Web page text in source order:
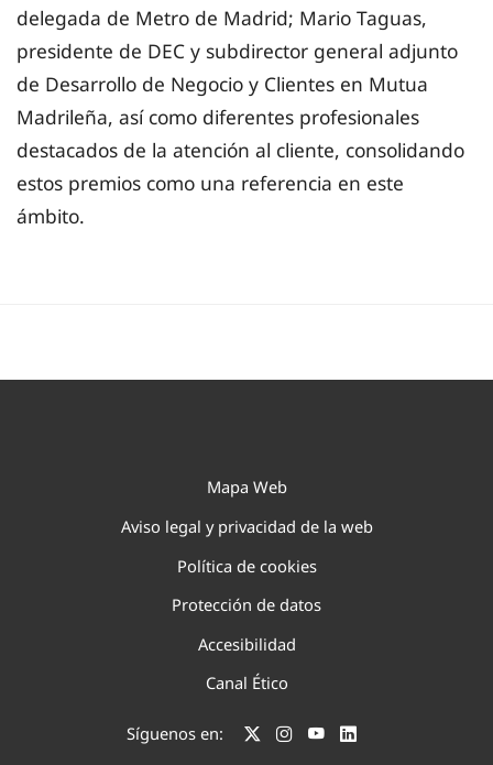
delegada de Metro de Madrid; Mario Taguas,
presidente de DEC y subdirector general adjunto
de Desarrollo de Negocio y Clientes en Mutua
Madrileña, así como diferentes profesionales
destacados de la atención al cliente, consolidando
estos premios como una referencia en este
ámbito.
Mapa Web
Aviso legal y privacidad de la web
Política de cookies
Protección de datos
Accesibilidad
Canal Ético
Síguenos en: